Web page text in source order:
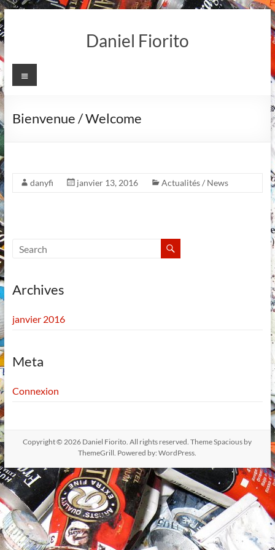
Skip
to
content
Daniel Fiorito
Menu
Bienvenue / Welcome
danyfi janvier 13, 2016 Actualités / News
Archives
janvier 2016
Meta
Connexion
Copyright © 2026 Daniel Fiorito. All rights reserved. ThemeSpacious by
ThemeGrill. Powered by:WordPress.